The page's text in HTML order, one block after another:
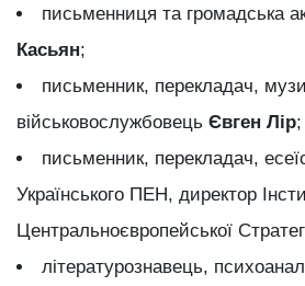
письменниця та громадська
Касьян;
письменник, перекладач,
військовослужбовець Євген Лір;
письменник, перекладач,
Українського ПЕН, директор
Центральноєвропейської
літературознавець,